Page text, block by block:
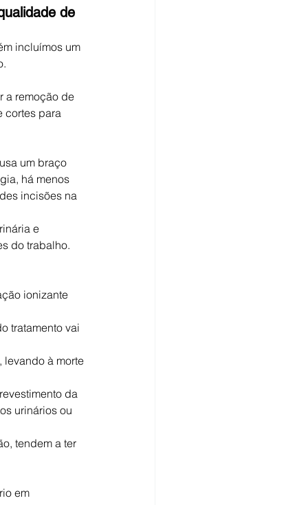
de
incluímos um
a remoção de
cortes para
um braço
há menos
incisões na
e
do trabalho.
ionizante
tratamento vai
levando à morte
da
urinários ou
tendem a ter
em